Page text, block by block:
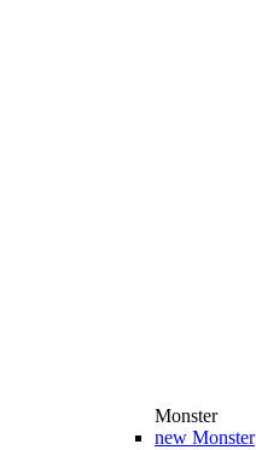
Monster
new Monster